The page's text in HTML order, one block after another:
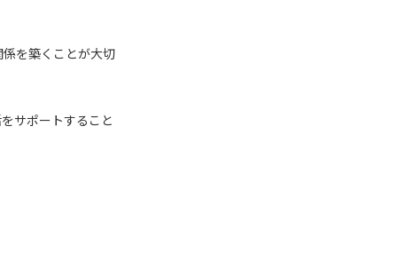
を築くことが大切
サポートすること